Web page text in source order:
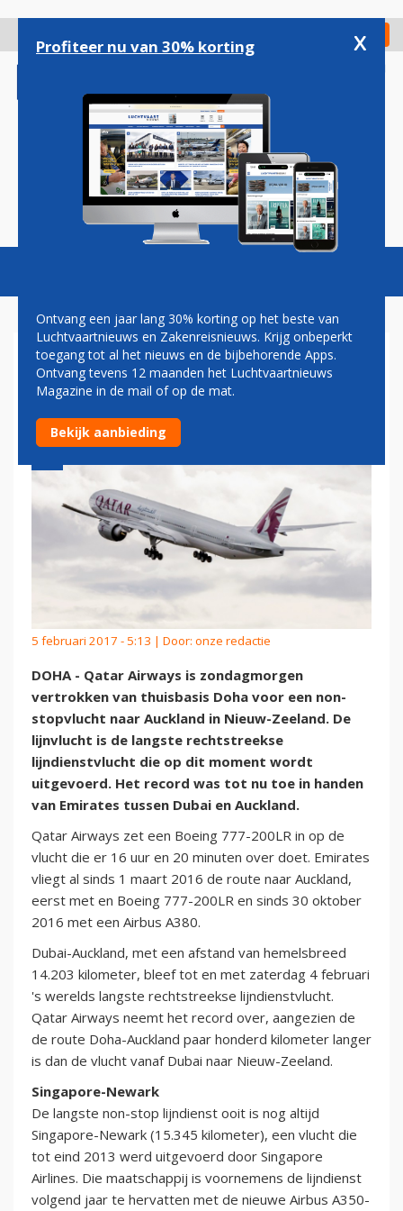
gaan
Check in
Magazine Podcasts Vacatures
QATAR AIRWAYS MAAKT
LANGSTE LIJNVLUCHT
5 februari 2017 - 5:13 | Door: onze redactie
DOHA - Qatar Airways is zondagmorgen
vertrokken van thuisbasis Doha voor een non-
stopvlucht naar Auckland in Nieuw-Zeeland. De
lijnvlucht is de langste rechtstreekse
lijndienstvlucht die op dit moment wordt
uitgevoerd. Het record was tot nu toe in handen
van Emirates tussen Dubai en Auckland.
Qatar Airways zet een Boeing 777-200LR in op de
vlucht die er 16 uur en 20 minuten over doet. Emirates
vliegt al sinds 1 maart 2016 de route naar Auckland,
eerst met en Boeing 777-200LR en sinds 30 oktober
2016 met een Airbus A380.
Dubai-Auckland, met een afstand van hemelsbreed
14.203 kilometer, bleef tot en met zaterdag 4 februari
's werelds langste rechtstreekse lijndienstvlucht.
Qatar Airways neemt het record over, aangezien de
de route Doha-Auckland paar honderd kilometer langer
is dan de vlucht vanaf Dubai naar Nieuw-Zeeland.
Singapore-Newark
De langste non-stop lijndienst ooit is nog altijd
Singapore-Newark (15.345 kilometer), een vlucht die
tot eind 2013 werd uitgevoerd door Singapore
Airlines. Die maatschappij is voornemens de lijndienst
volgend jaar te hervatten met de nieuwe Airbus A350-
Profiteer nu van 30% korting x
Ontvang een jaar lang 30% korting op het beste van
Luchtvaartnieuws en Zakenreisnieuws. Krijg onbeperkt
toegang tot al het nieuws en de bijbehorende Apps.
Ontvang tevens 12 maanden het Luchtvaartnieuws
Magazine in de mail of op de mat.
Bekijk aanbieding